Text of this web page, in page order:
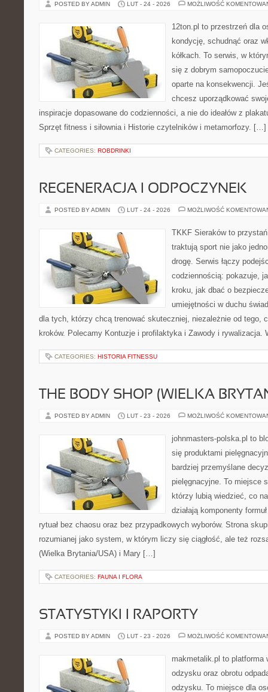
POSTED BY ADMIN LUT - 24 - 2026 MOŻLIWOŚĆ
12ton.pl to przestrzeń dla
kondycję, schudnąć oraz
kółkach. To serwis, w
się z dobrym
oparte na konsekwencji.
chcesz uporządkować
inspiracje dopasowane do codzienności, a nie do ideałów z
Sprzęt fitness i siłownia i Historie czytelników i metamorfozy. […]
CATEGORIES: ROBDRINKI
REGENERACJA I ODPOCZYNEK
POSTED BY ADMIN LUT - 24 - 2026 MOŻLIWOŚĆ
TKKF Sieraków to
traktują sport nie jako
drogę. Serwis łączy
codziennością: pokazuje,
kroku, jak dbać o
umiejętności w duchu
dla tych, którzy chcą trenować skuteczniej, niezależnie od tego,
kroków. Polecamy Kontuzje i profilaktyka i Zawody i
CATEGORIES: HISTORIA FITNESSU
THE BODY SHOP (WIELKA
POSTED BY ADMIN LUT - 23 - 2026 MOŻLIWOŚĆ
johnmasters-polska.pl to
się produktami
bardziej przemyślane
pielęgnacyjne. To miejsce
którzy lubią wiedzieć, co
działają komponenty
rytuał bez chaosu oraz bez przypadkowych wyborów. Strona
rozumianej jako system, w którym liczy się ciągłość, ale też
(Wielka Brytania/USA) i Mary […]
CATEGORIES: FAUNA I FLORA
STATYSTYKI I RAPORTY
POSTED BY ADMIN LUT - 23 - 2026 MOŻLIWOŚĆ
makmetalik.pl to platforma
odzysku oraz obrotu
odzysku. To miejsce dla